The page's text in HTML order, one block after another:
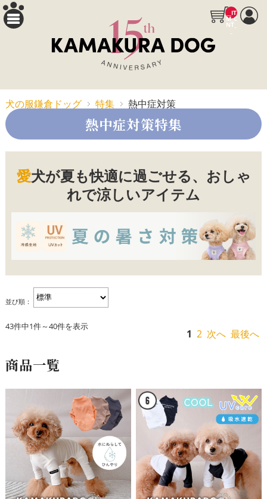
__IT
M_C
NT_
犬の服鎌倉ドッグ 特集 熱中症対策
熱中症対策特集
愛犬が夏も快適に過ごせる、おしゃ
れで涼しいアイテム
並び順：
43件中1件～40件を表示
1 2 次へ 最後へ
商品一覧